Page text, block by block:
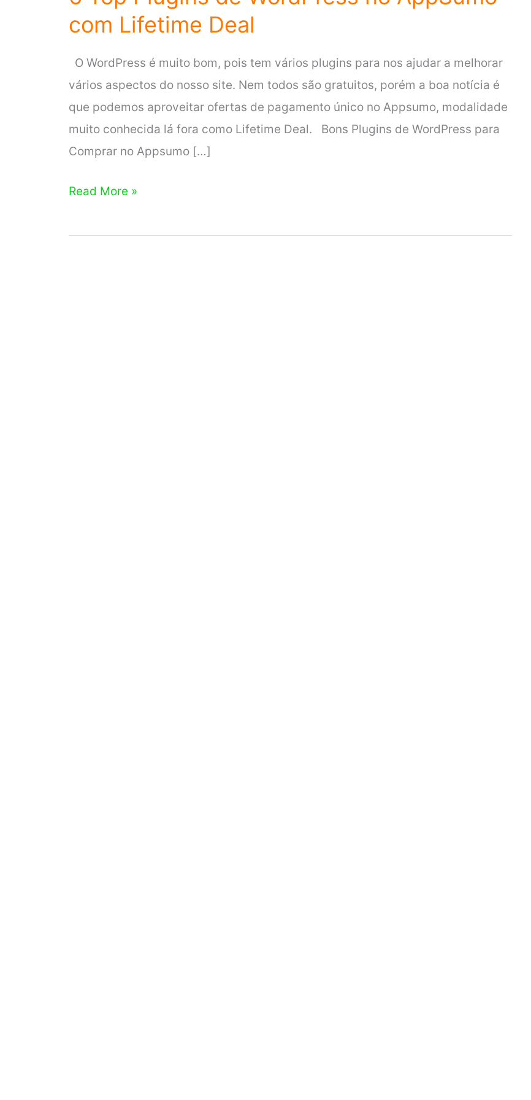
com Lifetime Deal
O WordPress é muito bom, pois tem vários plugins para nos ajudar a melhorar
vários aspectos do nosso site. Nem todos são gratuitos, porém a boa notícia é
que podemos aproveitar ofertas de pagamento único no Appsumo, modalidade
muito conhecida lá fora como Lifetime Deal. Bons Plugins de WordPress para
Comprar no Appsumo […]
6
Plugins
Read More »